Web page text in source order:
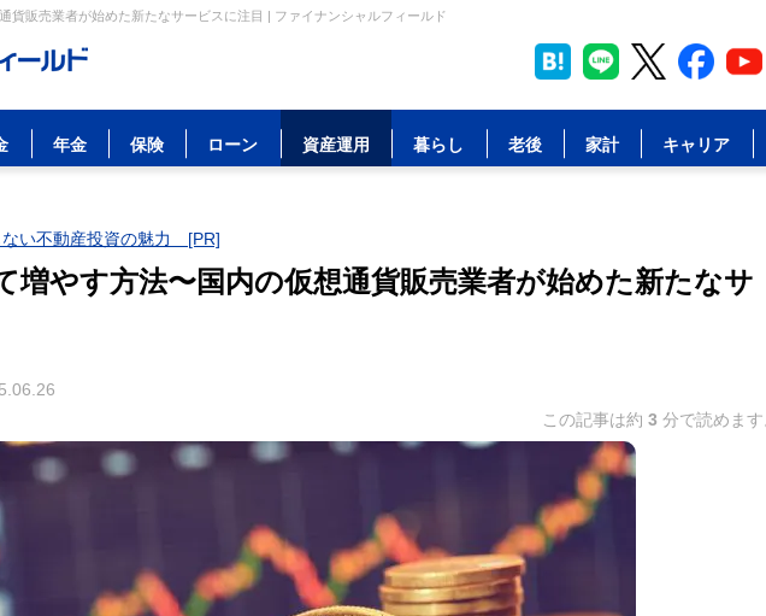
貨販売業者が始めた新たなサービスに注目 | ファイナンシャルフィールド
年金 保険 ローン 資産運用 暮らし 老後 家計 キャリア
ない不動産投資の魅力 [PR]
増やす方法〜国内の仮想通貨販売業者が始めた新たなサ
この記事は約 3 分で読めます